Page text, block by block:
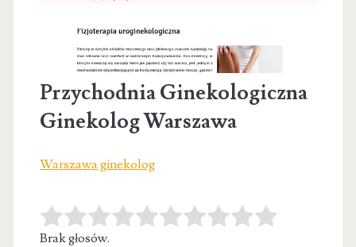
Przychodnia Ginekologiczna
Ginekolog Warszawa
Warszawa ginekolog
Brak głosów.